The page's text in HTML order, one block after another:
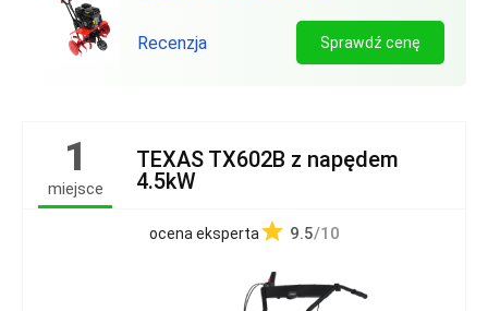
Recenzja Sprawdź cenę
1
miejsce
TEXAS TX602B z napędem
4.5kW
ocena eksperta 9.5/10